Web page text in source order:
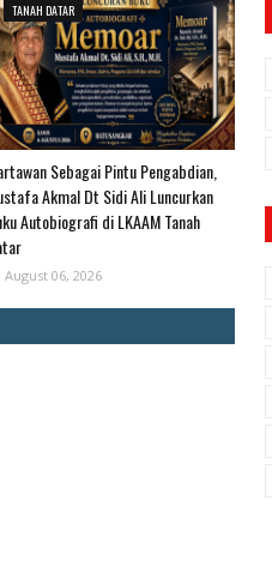
TANAH DATAR
Sebagai Pintu Pengabdian,
Akmal Dt Sidi Ali Luncurkan
Autobiografi di LKAAM Tanah
August 06, 2026